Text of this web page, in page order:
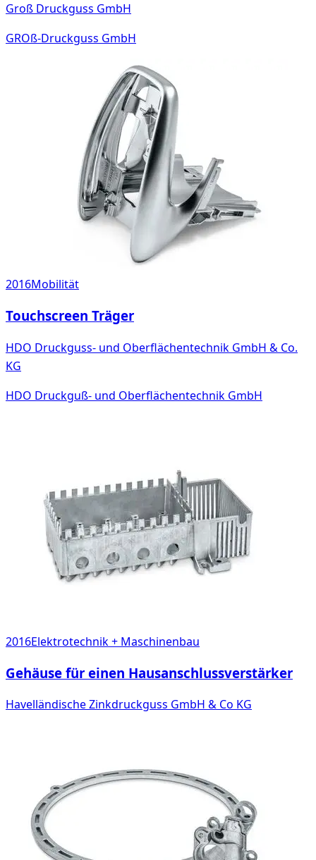
Groß Druckguss GmbH
GROß-Druckguss GmbH
2016Mobilität
Touchscreen Träger
HDO Druckguss- und Oberflächentechnik GmbH & Co.
KG
HDO Druckguß- und Oberflächentechnik GmbH
2016Elektrotechnik + Maschinenbau
Gehäuse für einen Hausanschlussverstärker
Havelländische Zinkdruckguss GmbH & Co KG